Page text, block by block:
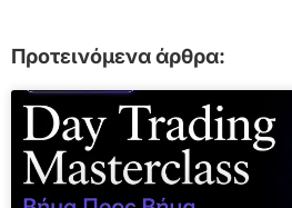
Προτεινόμενα άρθρα: